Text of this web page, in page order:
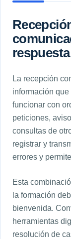
respuesta
La recepción
información
funcionar con
peticiones,
consultas de
registrar y
errores y
Esta
la formación
bienvenida.
herramientas
resolución de